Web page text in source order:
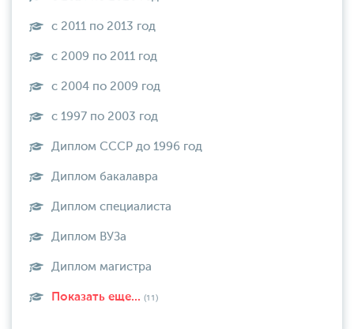
с 2011 по 2013 год
с 2009 по 2011 год
с 2004 по 2009 год
с 1997 по 2003 год
Диплом СССР до 1996 год
Диплом бакалавра
Диплом специалиста
Диплом ВУЗа
Диплом магистра
Показать еще... (11)